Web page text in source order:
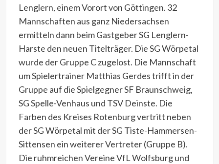
Lenglern, einem Vorort von Göttingen. 32
Mannschaften aus ganz Niedersachsen
ermitteln dann beim Gastgeber SG Lenglern-
Harste den neuen Titelträger. Die SG Wörpetal
wurde der Gruppe C zugelost. Die Mannschaft
um Spielertrainer Matthias Gerdes trifft in der
Gruppe auf die Spielgegner SF Braunschweig,
SG Spelle-Venhaus und TSV Deinste. Die
Farben des Kreises Rotenburg vertritt neben
der SG Wörpetal mit der SG Tiste-Hammersen-
Sittensen ein weiterer Vertreter (Gruppe B).
Die ruhmreichen Vereine VfL Wolfsburg und